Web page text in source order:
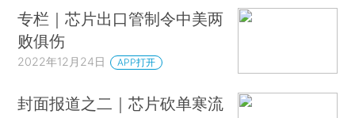
专栏｜芯片出口管制令中美两
败俱伤
2022年12月24日 APP打开
封面报道之二｜芯片砍单寒流